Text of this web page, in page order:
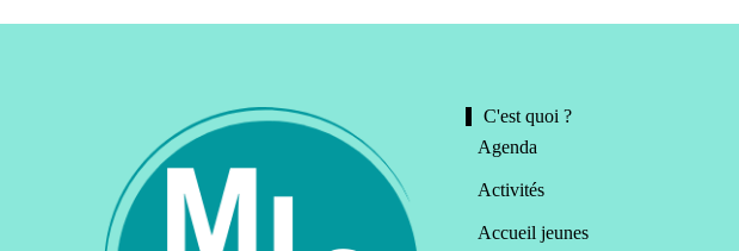
C'est quoi ?
Agenda
Activités
Accueil jeunes